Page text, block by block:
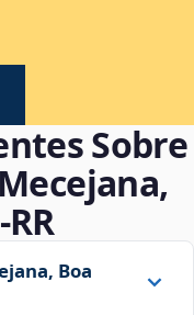
Sobre
Boa